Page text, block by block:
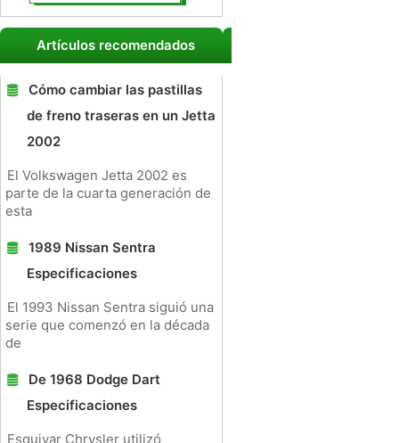
Artículos recomendados
Cómo cambiar las pastillas
de freno traseras en un Jetta
2002
El Volkswagen Jetta 2002 es
parte de la cuarta generación de
esta
1989 Nissan Sentra
Especificaciones
El 1993 Nissan Sentra siguió una
serie que comenzó en la década
de
De 1968 Dodge Dart
Especificaciones
Esquivar Chrysler utilizó